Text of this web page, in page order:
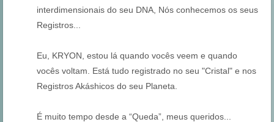
interdimensionais do seu DNA, Nós conhecemos os seus
Registros...
Eu, KRYON, estou lá quando vocês veem e quando
vocês voltam. Está tudo registrado no seu "Cristal" e nos
Registros Akáshicos do seu Planeta.
É muito tempo desde a “Queda”, meus queridos...